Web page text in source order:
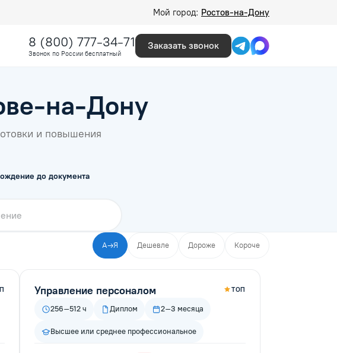
Мой город: Ростов-на-Дону
8 (800) 777-34-71
Звонок по России бесплатный
Заказать звонок
на-Дону
и повышения
до документа
А→Я Дешевле Дороже Короче
Управление персоналом ТОП
256–512 ч Диплом 2–3 месяца
Высшее или среднее профессиональное